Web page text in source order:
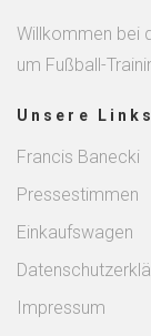
Willkommen bei
um Fußball-
Unsere Links
Francis Banecki
Pressestimmen
Einkaufswagen
Impressum